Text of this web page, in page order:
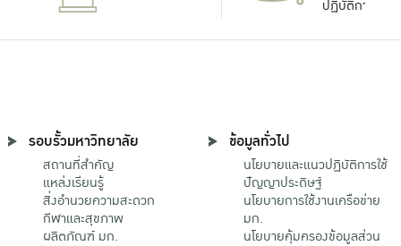
ปฏิบัติการ
รอบรั้วมหาวิทยาลัย
สถานที่สำคัญ
แหล่งเรียนรู้
สิ่งอำนวยความสะดวก
กีฬาและสุขภาพ
ผลิตภัณฑ์ มก.
ข้อมูลทั่วไป
นโยบายและแนวปฏิบัติการใช้
ปัญญาประดิษฐ์
นโยบายการใช้งานเครือข่าย
มก.
นโยบายคุ้มครองข้อมูลส่วน